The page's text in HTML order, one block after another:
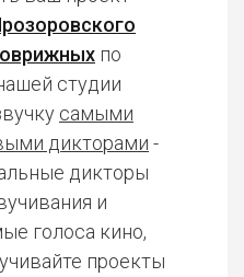
по
студии
самыми
дикторами -
дикторы
и
голоса кино,
проекты